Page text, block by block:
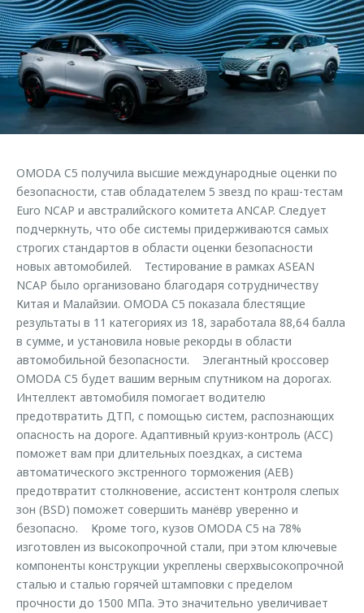
Страхование
Кредитный калькулятор
Аксессуары
Одежда и сувениры
Оригинальные аксессуары
Трейд-ин
Калькулятор трейд-ин
Клиентская поддержка
O&J Автоклуб
Клуб владельцев OMODA
Приложение O&J
Аксессуары
Оригинальные аксессуары
Запчасти
Обратная связь
OMODA C5 получила высшие международные оценки по
безопасности, став обладателем 5 звезд по краш-тестам
Euro NCAP и австралийского комитета ANCAP. Следует
подчеркнуть, что обе системы придерживаются самых
строгих стандартов в области оценки безопасности
новых автомобилей. Тестирование в рамках ASEAN
NCAP было организовано благодаря сотрудничеству
Китая и Малайзии. OMODA C5 показала блестящие
результаты в 11 категориях из 18, заработала 88,64 балла
в сумме, и установила новые рекорды в области
автомобильной безопасности. Элегантный кроссовер
OMODA C5 будет вашим верным спутником на дорогах.
Интеллект автомобиля помогает водителю
предотвратить ДТП, с помощью систем, распознающих
опасность на дороге. Адаптивный круиз-контроль (ACC)
поможет вам при длительных поездках, а система
автоматического экстренного торможения (AEB)
предотвратит столкновение, ассистент контроля слепых
зон (BSD) поможет совершить манёвр уверенно и
безопасно. Кроме того, кузов OMODA C5 на 78%
изготовлен из высокопрочной стали, при этом ключевые
компоненты конструкции укреплены сверхвысокопрочной
сталью и сталью горячей штамповки с пределом
прочности до 1500 МПа. Это значительно увеличивает